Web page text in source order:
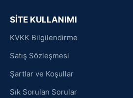
SİTE KULLANIMI
KVKK Bilgilendirme
Satış Sözleşmesi
Şartlar ve Koşullar
Sık Sorulan Sorular